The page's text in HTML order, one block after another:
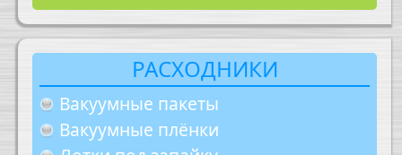
РАСХОДНИКИ
Вакуумные пакеты
Вакуумные плёнки